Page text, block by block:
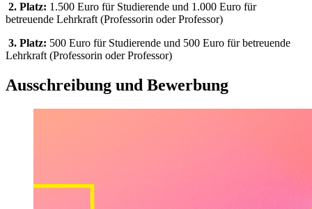
2. Platz: 1.500 Euro für Studierende und 1.000 Euro für
betreuende Lehrkraft (Professorin oder Professor)
3. Platz: 500 Euro für Studierende und 500 Euro für betreuende
Lehrkraft (Professorin oder Professor)
Ausschreibung und Bewerbung